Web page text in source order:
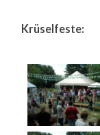
Krüselfeste: